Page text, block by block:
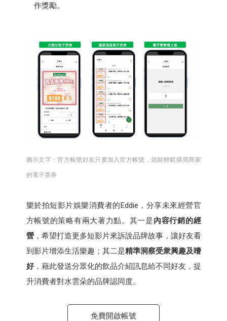
作獎勵。
圖示文字：官方帳號好友只要加入官方帳號，就能輕鬆購買商家
的電子票券
樂於拍短影片娛樂消費者的Eddie，分享未來經營官
方帳號的策略有兩大著力點。其一是內容行銷的經
營，希望打造更多短影片來訴說品牌故事，讓好友看
到影片增添生活樂趣；其二是精準洞察受衆興趣及嗜
好，藉此發送分眾化的飲品介紹訊息給不同好友，提
升消費者對水雲朵的品牌認同度。
免費開啟帳號